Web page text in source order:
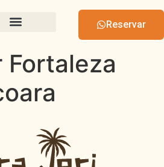
Reservar
Fortaleza